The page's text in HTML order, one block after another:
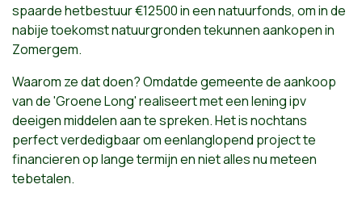
spaarde hetbestuur €12500 in een natuurfonds, om in de
nabije toekomst natuurgronden tekunnen aankopen in
Zomergem.
Waarom ze dat doen? Omdatde gemeente de aankoop
van de 'Groene Long' realiseert met een lening ipv
deeigen middelen aan te spreken. Het is nochtans
perfect verdedigbaar om eenlanglopend project te
financieren op lange termijn en niet alles nu meteen
tebetalen.